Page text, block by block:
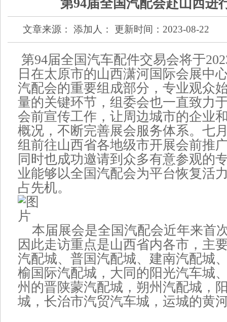
第94届全国汽配会赴山西进
文章来源： 添加人： 更新时间：2023-08-22
第94届全国汽车配件交易会将于
日在太原市的山西潇河国际会展中
汽配会的重要组成部分，专业观众
量的关键环节，组委会也一直致力
会前宣传工作，让周边城市的企业
概况，不断完善展会服务体系。七
组前往山西省各地级市开展会前推
同时也成功邀请到众多有意参观的
业能够以全国汽配会为平台恢复活
占先机。
本届展会是全国汽配会近年来首
因此走访重点是山西省内各市，主
汽配城、普国汽配城、建南汽配城
榆国际汽配城，大同的阳光汽车城
州的晋陕蒙汽配城，朔州汽配城，
城，长治市汽贸汽车城，运城的黄